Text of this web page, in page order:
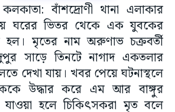
কলকাতা: বাঁশদ্রোণী থানা এলাকার
ঘরের ভিতর থেকে এক যুবকের
হল। মৃতের নাম অরুণাভ চক্রবর্তী
সাড়ে তিনটে নাগাদ একতলার
দেখা যায়। খবর পেয়ে ঘটনাস্থলে
উদ্ধার করে এম আর বাঙ্গুর
যাওয়া হলে চিকিৎসকরা মৃত বলে